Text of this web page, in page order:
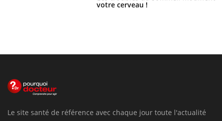
votre cerveau !
Le site santé de référence avec chaque jour toute l'actualité